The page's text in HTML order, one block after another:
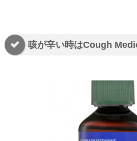
咳が辛い時はCough